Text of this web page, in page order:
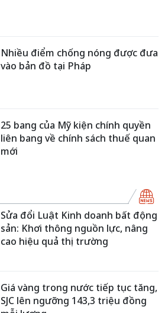
Nhiều điểm chống nóng được đưa
vào bản đồ tại Pháp
25 bang của Mỹ kiện chính quyền
liên bang về chính sách thuế quan
mới
Sửa đổi Luật Kinh doanh bất động
sản: Khơi thông nguồn lực, nâng
cao hiệu quả thị trường
Giá vàng trong nước tiếp tục tăng,
SJC lên ngưỡng 143,3 triệu đồng